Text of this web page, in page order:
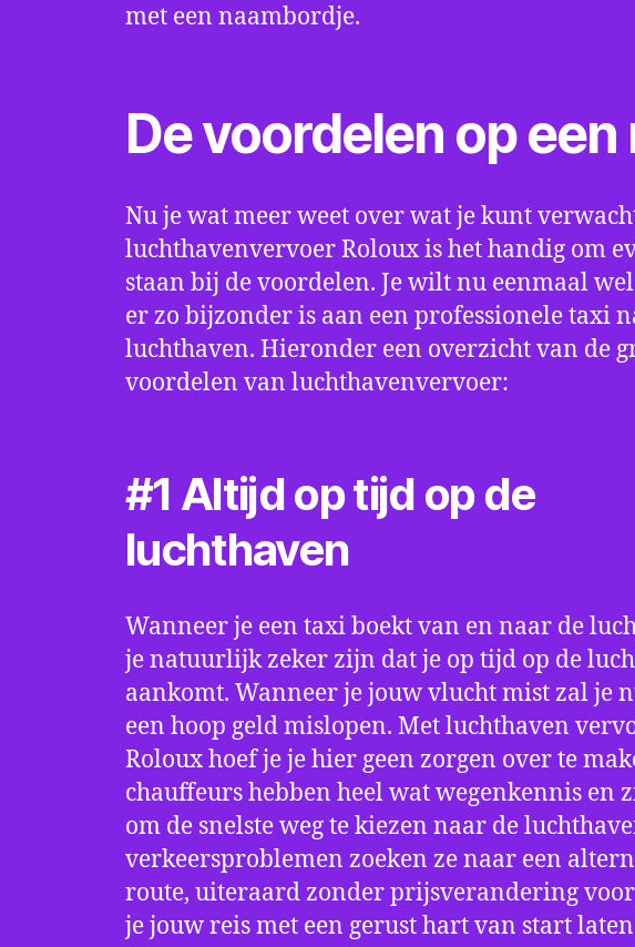
met een naambordje.
De voordelen op
Nu je wat meer weet over wat je kunt
luchthavenvervoer Roloux is het handig om
staan bij de voordelen. Je wilt nu eenmaal
er zo bijzonder is aan een professionele taxi
luchthaven. Hieronder een overzicht van de
voordelen van luchthavenvervoer:
#1 Altijd op tijd op de
luchthaven
Wanneer je een taxi boekt van en naar de
je natuurlijk zeker zijn dat je op tijd op de
aankomt. Wanneer je jouw vlucht mist zal je
een hoop geld mislopen. Met luchthaven
Roloux hoef je je hier geen zorgen over te
chauffeurs hebben heel wat wegenkennis en
om de snelste weg te kiezen naar de
verkeersproblemen zoeken ze naar een
route, uiteraard zonder prijsverandering voor
je jouw reis met een gerust hart van start